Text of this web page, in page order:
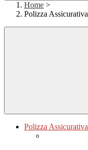
Home >
Polizza Assicurativa
Polizza Assicurativa